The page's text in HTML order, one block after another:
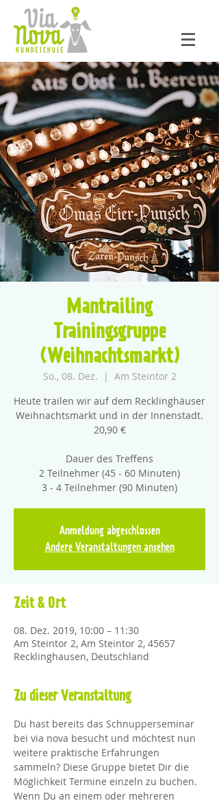
Mantrailing
Trainingsgruppe
(Weihnachtsmarkt)
So., 08. Dez.
  |
Am Steintor 2
Heute trailen wir auf dem Recklinghäuser
Weihnachtsmarkt und in der Innenstadt.
20,90 €
Dauer des Treffens
2 Teilnehmer (45 - 60 Minuten)
3 - 4 Teilnehmer (90 Minuten)
Anmeldung abgeschlossen
Andere Veranstaltungen ansehen
Zeit & Ort
08. Dez. 2019, 10:00 – 11:30
Am Steintor 2, Am Steintor 2, 45657
Recklinghausen, Deutschland
Zu dieser Veranstaltung
Du hast bereits das Schnupperseminar
bei via nova besucht und möchtest nun
weitere praktische Erfahrungen
sammeln? Diese Gruppe bietet Dir die
Möglichkeit Termine einzeln zu buchen.
Wenn Du an einem oder mehreren